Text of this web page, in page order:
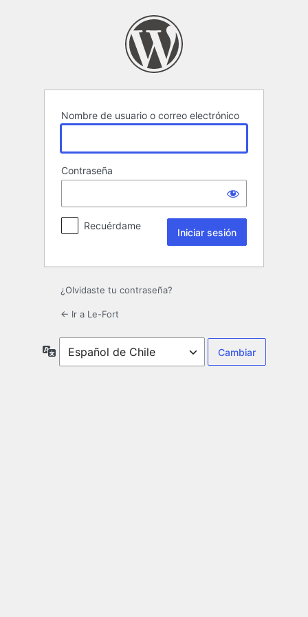
Nombre de usuario o correo electrónico
Contraseña
Recuérdame
¿Olvidaste tu contraseña?
← Ir a Le-Fort
Idioma